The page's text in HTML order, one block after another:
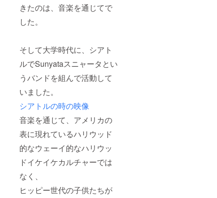
きたのは、音楽を通じてで
した。
そして大学時代に、シアト
ルでSunyataスニャータとい
うバンドを組んで活動して
いました。
シアトルの時の映像
音楽を通じて、アメリカの
表に現れているハリウッド
的なウェーイ的なハリウッ
ドイケイケカルチャーでは
なく、
ヒッピー世代の子供たちが